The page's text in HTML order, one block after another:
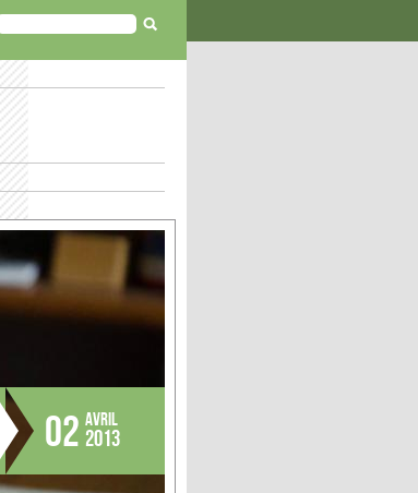
FORMULAIRE
DE
RECHERCHE
02 AVRIL
2013